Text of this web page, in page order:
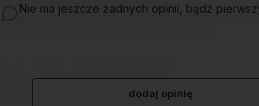
Nie ma jeszcze żadnych opinii, bądź
dodaj opinię